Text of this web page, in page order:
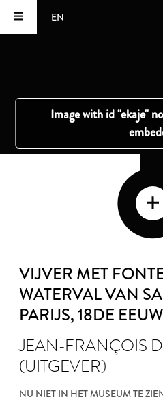
EN
VIJVER MET
WATERVAL VAN
PARIJS, 18DE EEUW
JEAN-FRANÇOIS
(UITGEVER)
NU NIET IN HET MUSEUM TE